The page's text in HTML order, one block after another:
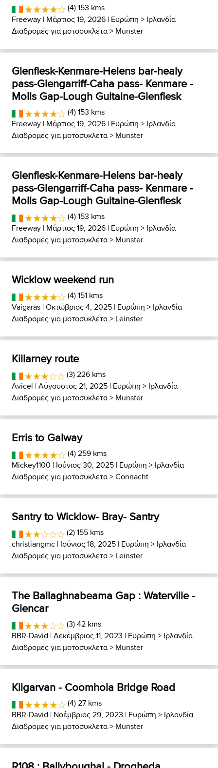
(4) 153 kms
Freeway | Μάρτιος 19, 2026 | Ευρώπη > Ιρλανδία
Διαδρομές για μοτοσυκλέτα> Munster
Glenflesk-Kenmare-Helens bar-healy
pass-Glengarriff-Caha pass- Kenmare -
Molls Gap-Lough Guitaine-Glenflesk
(4) 153 kms
Freeway | Μάρτιος 19, 2026 | Ευρώπη > Ιρλανδία
Διαδρομές για μοτοσυκλέτα> Munster
Glenflesk-Kenmare-Helens bar-healy
pass-Glengarriff-Caha pass- Kenmare -
Molls Gap-Lough Guitaine-Glenflesk
(4) 153 kms
Freeway | Μάρτιος 19, 2026 | Ευρώπη > Ιρλανδία
Διαδρομές για μοτοσυκλέτα> Munster
Wicklow weekend run
(4) 151 kms
Vaigaras | Οκτώβριος 4, 2025 | Ευρώπη > Ιρλανδία
Διαδρομές για μοτοσυκλέτα> Leinster
Killarney route
(3) 226 kms
Avicel | Αύγουστος 21, 2025 | Ευρώπη > Ιρλανδία
Διαδρομές για μοτοσυκλέτα> Munster
Erris to Galway
(4) 259 kms
Mickey1100 | Ιούνιος 30, 2025 | Ευρώπη > Ιρλανδία
Διαδρομές για μοτοσυκλέτα>Connacht
Santry to Wicklow- Bray- Santry
(2) 155 kms
christiangmc | Ιούνιος 18, 2025 | Ευρώπη > Ιρλανδία
Διαδρομές για μοτοσυκλέτα> Leinster
The Ballaghnabeama Gap : Waterville -
Glencar
(3) 42 kms
BBR-David | Δεκέμβριος 11, 2023 | Ευρώπη > Ιρλανδία
Διαδρομές για μοτοσυκλέτα> Munster
Kilgarvan - Coomhola Bridge Road
(4) 27 kms
BBR-David | Νοέμβριος 29, 2023 | Ευρώπη > Ιρλανδία
Διαδρομές για μοτοσυκλέτα> Munster